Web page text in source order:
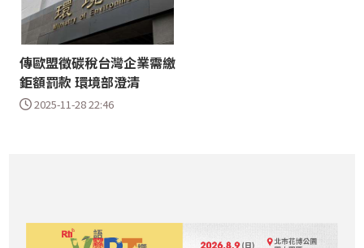
傳歐盟徵碳稅台灣企業需繳
鉅額罰款 環境部澄清
2025-11-28 22:46